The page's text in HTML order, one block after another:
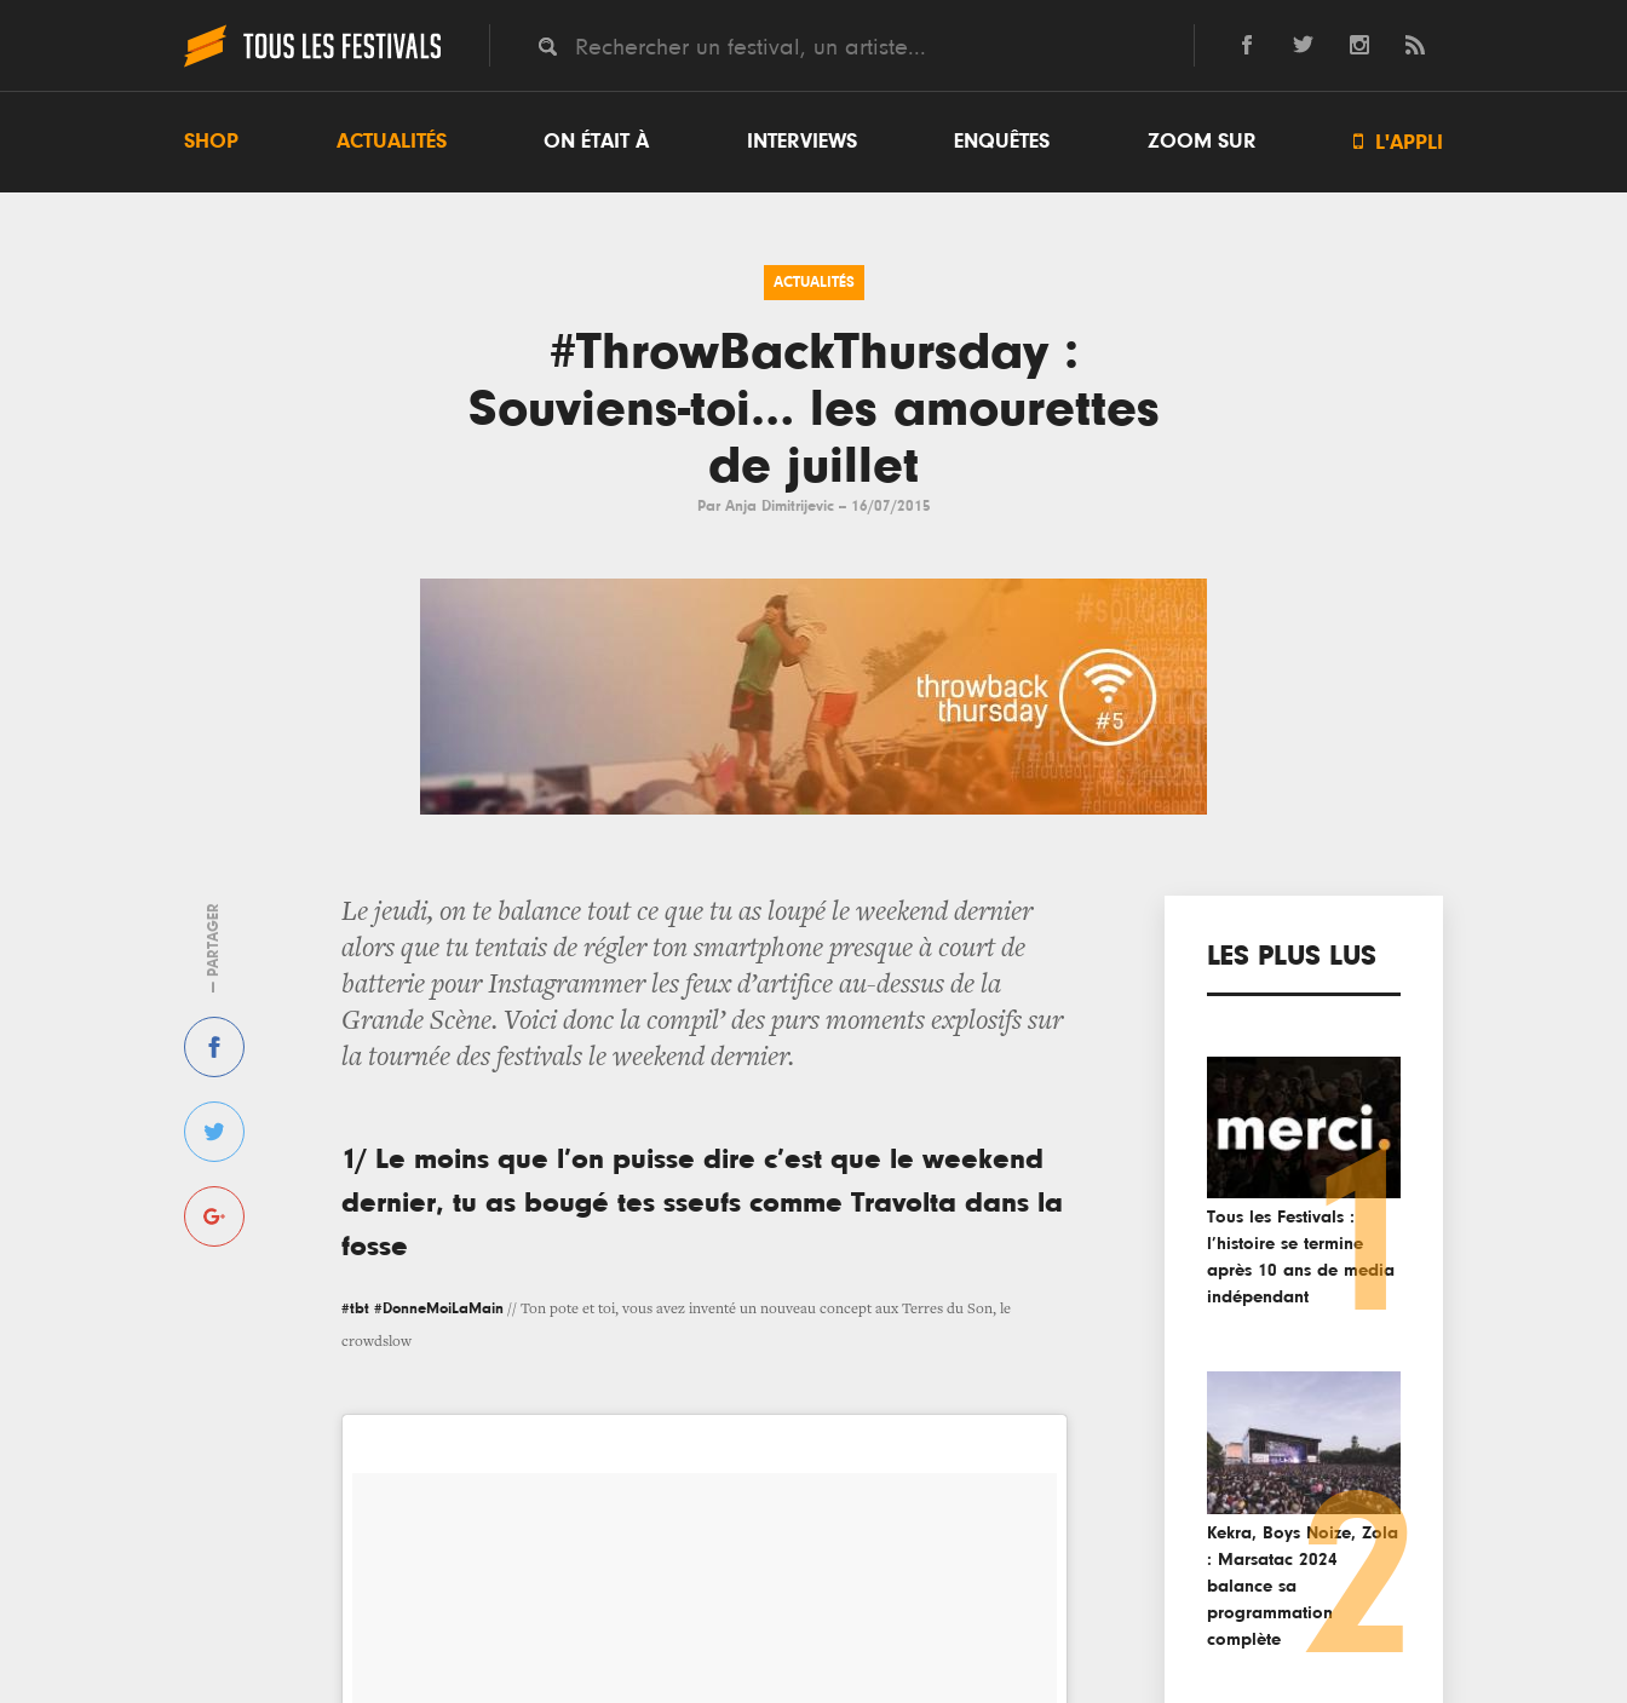
SHOP ACTUALITÉS ON ÉTAIT À INTERVIEWS ENQUÊTES ZOOM SUR  L'APPLI
ACTUALITÉS
#ThrowBackThursday :
Souviens-toi… les amourettes
de juillet
Par Anja Dimitrijevic -- 16/07/2015
— PARTAGER
Le jeudi, on te balance tout ce que tu as loupé le weekend dernier
alors que tu tentais de régler ton smartphone presque à court de
batterie pour Instagrammer les feux d’artifice au-dessus de la
Grande Scène. Voici donc la compil’ des purs moments explosifs sur
la tournée des festivals le weekend dernier.
1/ Le moins que l’on puisse dire c’est que le weekend
dernier, tu as bougé tes sseufs comme Travolta dans la
fosse
#tbt #DonneMoiLaMain // Ton pote et toi, vous avez inventé un nouveau concept aux Terres du Son, le
crowdslow
LES PLUS LUS
Tous les Festivals :
l’histoire se termine
après 10 ans de media
indépendant1
Kekra, Boys Noize, Zola
: Marsatac 2024
balance sa
programmation
complète
2